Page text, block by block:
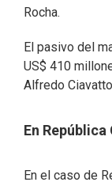
Rocha.
El pasivo del
US$ 410
Alfredo
En
En el caso de